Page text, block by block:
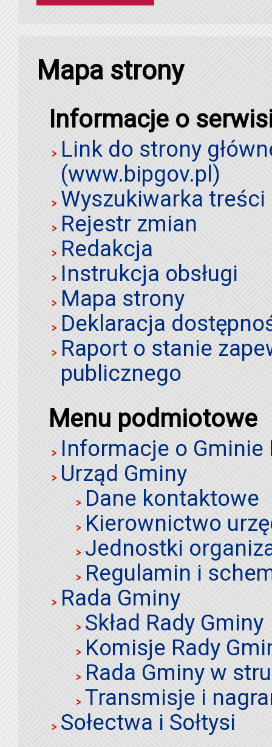
Mapa strony
Informacje o
Link do strony
(www.bipgov.pl)
Wyszukiwarka
Rejestr zmian
Redakcja
Instrukcja obsługi
Mapa strony
Deklaracja
Raport o stanie
publicznego
Menu podmiotowe
Informacje o Gminie
Urząd Gminy
Dane kontaktowe
Kierownictwo
Jednostki
Regulamin i
Rada Gminy
Skład Rady Gminy
Komisje Rady
Rada Gminy w
Transmisje i
Sołectwa i Sołtysi